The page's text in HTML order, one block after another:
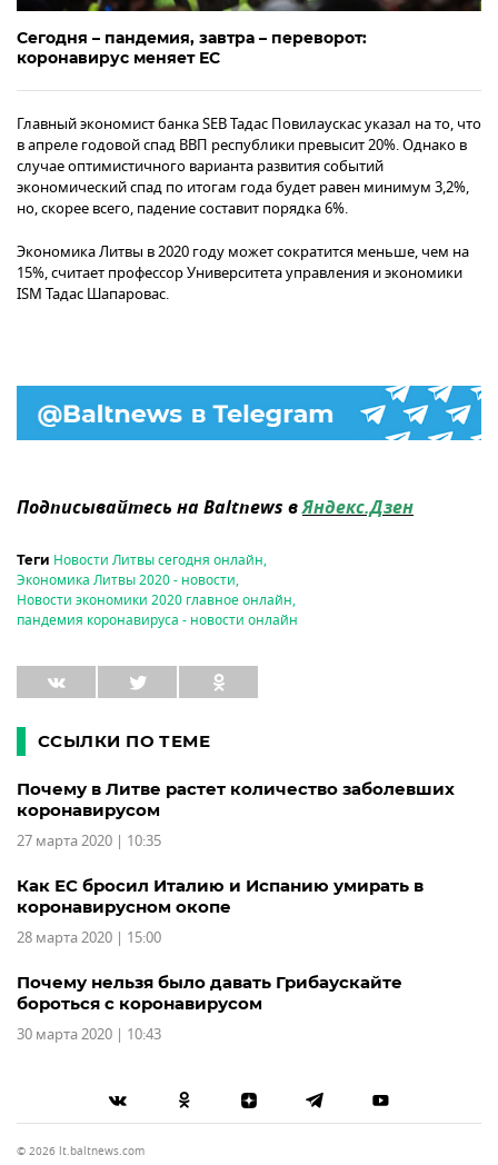
Сегодня – пандемия, завтра – переворот:
коронавирус меняет ЕС
Главный экономист банка SEB Тадас Повилаускас указал на то, что
в апреле годовой спад ВВП республики превысит 20%. Однако в
случае оптимистичного варианта развития событий
экономический спад по итогам года будет равен минимум 3,2%,
но, скорее всего, падение составит порядка 6%.
Экономика Литвы в 2020 году может сократится меньше, чем на
15%, считает профессор Университета управления и экономики
ISM Тадас Шапаровас.
Подписывайтесь на Baltnews вЯндекс.Дзен
Теги Новости Литвы сегодня онлайн,
Экономика Литвы 2020 - новости,
Новости экономики 2020 главное онлайн,
пандемия коронавируса - новости онлайн
ССЫЛКИ ПО ТЕМЕ
Почему в Литве растет количество заболевших
коронавирусом
27 марта 2020 | 10:35
Как ЕС бросил Италию и Испанию умирать в
коронавирусном окопе
28 марта 2020 | 15:00
Почему нельзя было давать Грибаускайте
бороться с коронавирусом
30 марта 2020 | 10:43
© 2026 lt.baltnews.com